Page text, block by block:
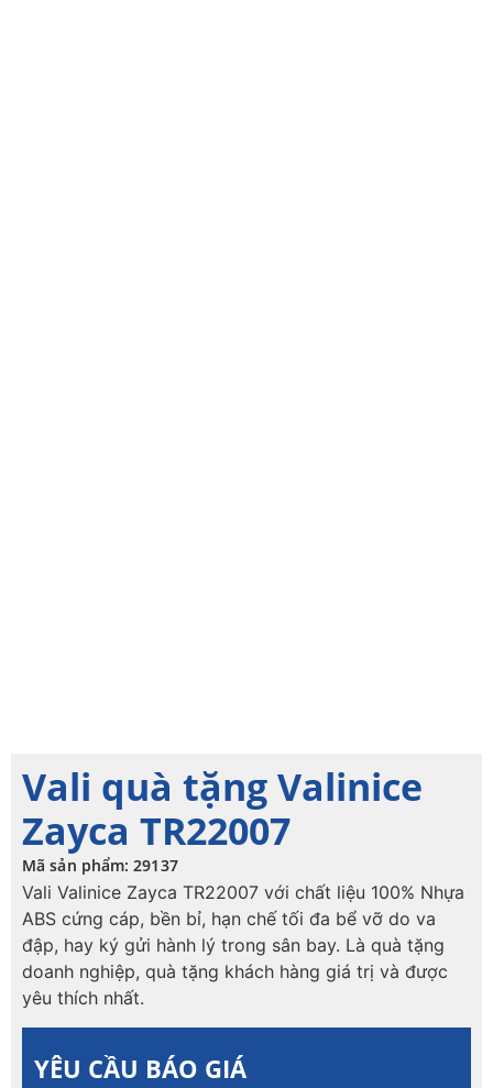
Vali quà tặng Valinice
Zayca TR22007
Mã sản phẩm: 29137
Vali Valinice Zayca TR22007 với chất liệu 100% Nhựa
ABS cứng cáp, bền bỉ, hạn chế tối đa bể vỡ do va
đập, hay ký gửi hành lý trong sân bay. Là quà tặng
doanh nghiệp, quà tặng khách hàng giá trị và được
yêu thích nhất.
YÊU CẦU BÁO GIÁ